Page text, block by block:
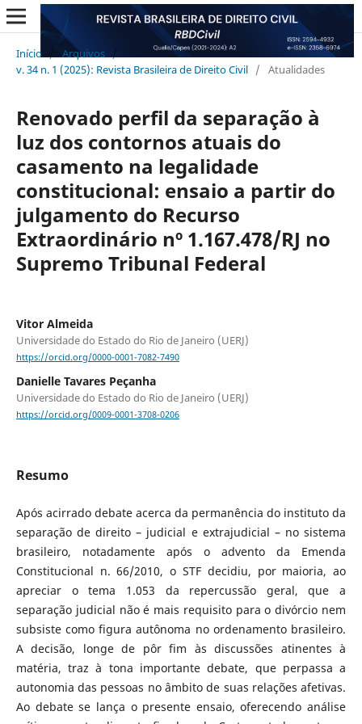
Início Arquivos
/
v. 34 n. 1 (2025): Revista Brasileira de Direito Civil / Atualidades
Renovado perfil da separação à
luz dos contornos atuais do
casamento na legalidade
constitucional: ensaio a partir do
julgamento do Recurso
Extraordinário nº 1.167.478/RJ no
Supremo Tribunal Federal
Vitor Almeida
Universidade do Estado do Rio de Janeiro (UERJ)
https://orcid.org/0000-0001-7082-7490
Danielle Tavares Peçanha
Universidade do Estado do Rio de Janeiro (UERJ)
https://orcid.org/0009-0001-3708-0206
Resumo
Após acirrado debate acerca da permanência do instituto da
separação de direito – judicial e extrajudicial – no sistema
brasileiro, notadamente após o advento da Emenda
Constitucional n. 66/2010, o STF decidiu, por maioria, ao
apreciar o tema 1.053 da repercussão geral, que a
separação judicial não é mais requisito para o divórcio nem
subsiste como figura autônoma no ordenamento brasileiro.
A decisão, longe de pôr fim às discussões atinentes à
matéria, traz à tona importante debate, que perpassa a
autonomia das pessoas no âmbito de suas relações afetivas.
Ao debate se lança o presente ensaio, oferecendo análise